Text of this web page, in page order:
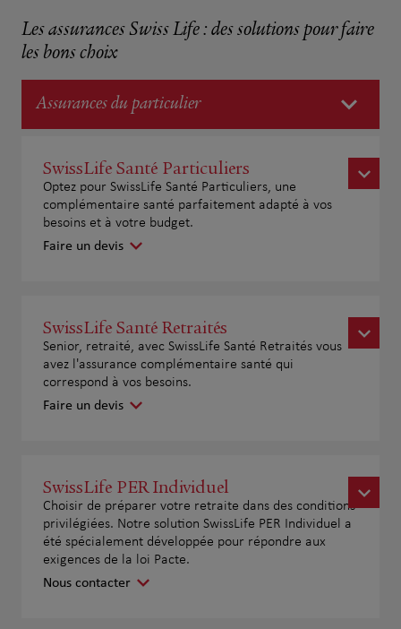
Les assurances Swiss Life : des solutions pour faire
les bons choix
Assurances du particulier
SwissLife Santé Particuliers
Optez pour SwissLife Santé Particuliers, une
complémentaire santé parfaitement adapté à vos
besoins et à votre budget.
Faire un devis
SwissLife Santé Retraités
Senior, retraité, avec SwissLife Santé Retraités vous
avez l'assurance complémentaire santé qui
correspond à vos besoins.
Faire un devis
SwissLife PER Individuel
Choisir de préparer votre retraite dans des conditions
privilégiées. Notre solution SwissLife PER Individuel a
été spécialement développée pour répondre aux
exigences de la loi Pacte.
Nous contacter